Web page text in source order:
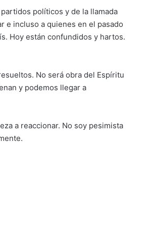
políticos y de la llamada
e incluso a quienes en el pasado
Hoy están confundidos y hartos.
No será obra del Espíritu
y podemos llegar a
a reaccionar. No soy pesimista